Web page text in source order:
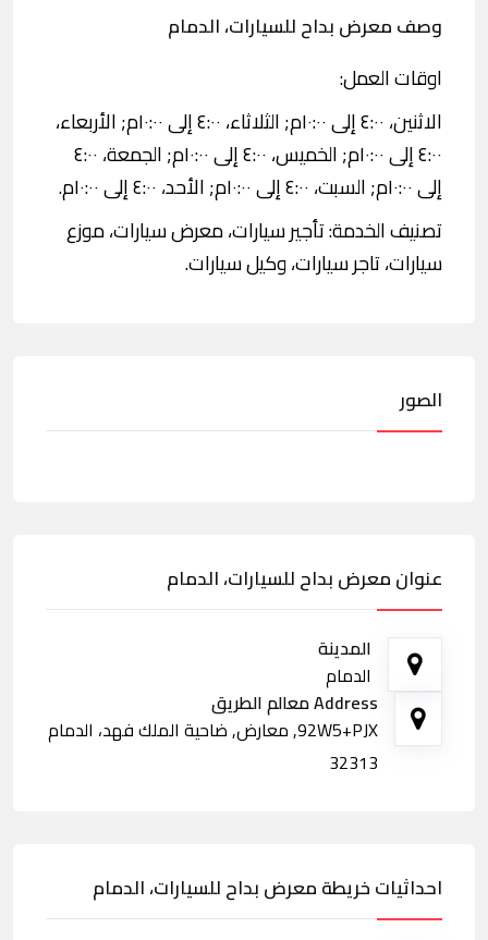
وصف معرض بداح للسيارات، الدمام
اوقات العمل:
الاثنين، ٤:٠٠ إلى ١٠:٠٠م; الثلاثاء، ٤:٠٠ إلى ١٠:٠٠م; الأربعاء،
٤:٠٠ إلى ١٠:٠٠م; الخميس، ٤:٠٠ إلى ١٠:٠٠م; الجمعة، ٤:٠٠
إلى ١٠:٠٠م; السبت، ٤:٠٠ إلى ١٠:٠٠م; الأحد، ٤:٠٠ إلى ١٠:٠٠م.
تصنيف الخدمة: تأجير سيارات، معرض سيارات، موزع
سيارات، تاجر سيارات، وكيل سيارات.
الصور
عنوان معرض بداح للسيارات، الدمام
المدينة
الدمام
Address معالم الطريق
92W5+PJX, معارض, ضاحية الملك فهد، الدمام
32313
احداثيات خريطة معرض بداح للسيارات، الدمام